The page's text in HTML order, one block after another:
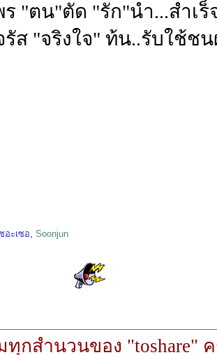
ร "ตน"ตัด "รัก"นำ...สำเร็
รัส "จริงใจ" ท้น..รับใช้ชน
อะเซอ,Soonjun
ทุกสำนวนของ "toshare"